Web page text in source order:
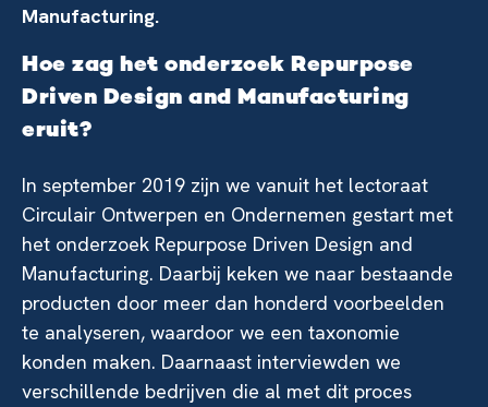
Manufacturing.
Hoe zag het onderzoek Repurpose
Driven Design and Manufacturing
eruit?
In september 2019 zijn we vanuit het lectoraat
Circulair Ontwerpen en Ondernemen gestart met
het onderzoek Repurpose Driven Design and
Manufacturing. Daarbij keken we naar bestaande
producten door meer dan honderd voorbeelden
te analyseren, waardoor we een taxonomie
konden maken. Daarnaast interviewden we
verschillende bedrijven die al met dit proces